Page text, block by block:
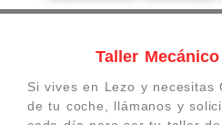
Taller
Si vives en Lezo y necesitas
de tu coche, llámanos y